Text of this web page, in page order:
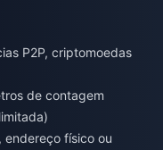
P2P, criptomoedas
de contagem
endereço físico ou